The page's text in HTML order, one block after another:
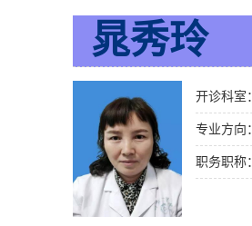
晁秀玲
开诊科室
专业方向